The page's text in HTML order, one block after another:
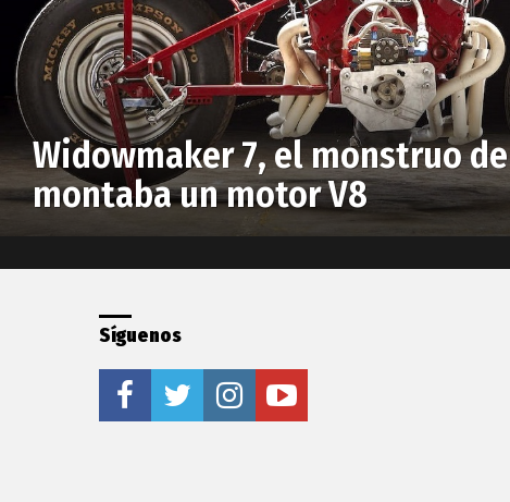
Widowmaker 7, el monstruo
montaba un motor V8
Síguenos
facebooktwitter instagramyoutube